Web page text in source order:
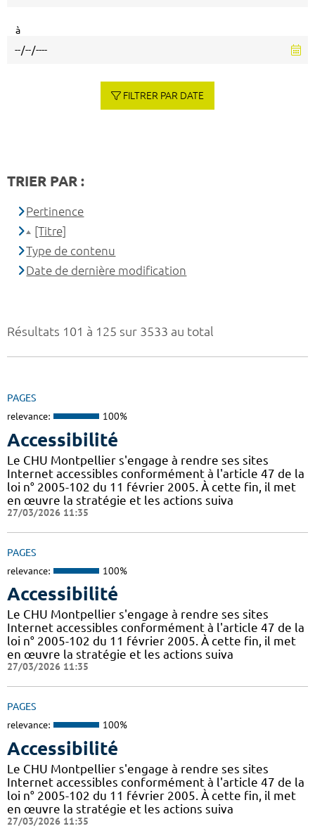
Résultats 101 à 125 sur 3533 au total
PAGES
relevance: 100%
Accessibilité
Le CHU Montpellier s'engage à rendre ses sites
Internet accessibles conformément à l'article 47 de la
loi n° 2005-102 du 11 février 2005. À cette fin, il met
en œuvre la stratégie et les actions suiva
27/03/2026 11:35
PAGES
relevance: 100%
Accessibilité
Le CHU Montpellier s'engage à rendre ses sites
Internet accessibles conformément à l'article 47 de la
loi n° 2005-102 du 11 février 2005. À cette fin, il met
en œuvre la stratégie et les actions suiva
27/03/2026 11:35
PAGES
relevance: 100%
Accessibilité
Le CHU Montpellier s'engage à rendre ses sites
Internet accessibles conformément à l'article 47 de la
loi n° 2005-102 du 11 février 2005. À cette fin, il met
en œuvre la stratégie et les actions suiva
27/03/2026 11:35
à
FILTRER PAR DATE
TRIER PAR :
Pertinence
[Titre]
Type de contenu
Date de dernière modification